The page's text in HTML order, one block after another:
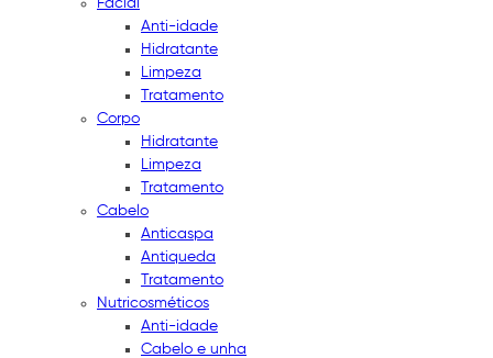
Facial
Anti-idade
Hidratante
Limpeza
Tratamento
Corpo
Hidratante
Limpeza
Tratamento
Cabelo
Anticaspa
Antiqueda
Tratamento
Nutricosméticos
Anti-idade
Cabelo e unha